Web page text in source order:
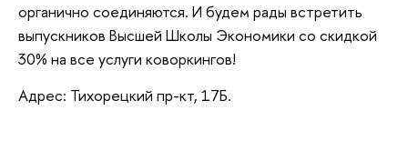
органично соединяются. И будем рады встретить
выпускников Высшей Школы Экономики со скидкой
30% на все услуги коворкингов!
Адрес: Тихорецкий пр-кт, 17Б.